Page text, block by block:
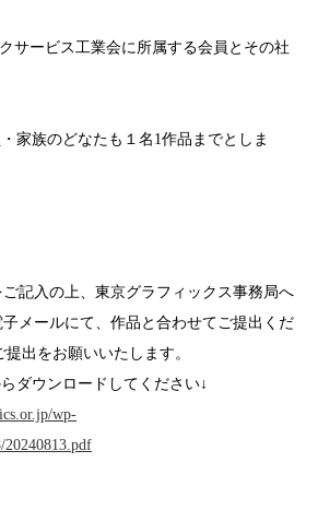
サービス工業会に所属する会員とその社
家族のどなたも１名1作品までとしま
記入の上、東京グラフィックス事務局へ
メールにて、作品と合わせてご提出くだ
出をお願いいたします。
ダウンロードしてください↓
wp-
20240813.pdf